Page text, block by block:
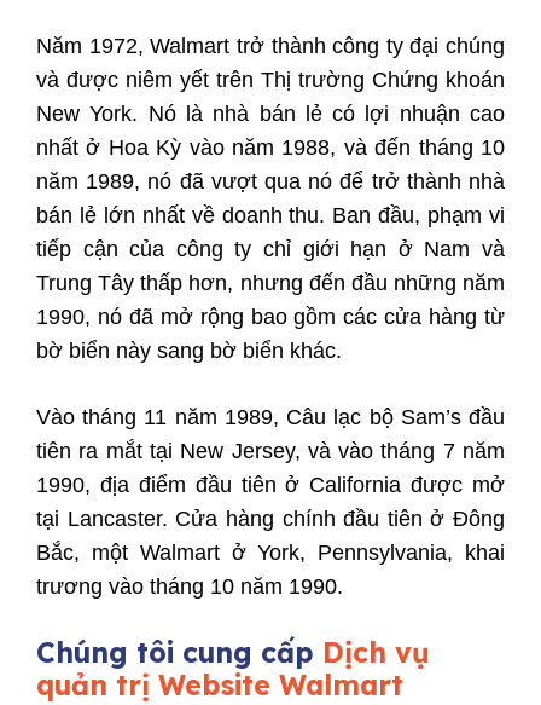
Năm 1972, Walmart trở thành công ty đại chúng
và được niêm yết trên Thị trường Chứng khoán
New York. Nó là nhà bán lẻ có lợi nhuận cao
nhất ở Hoa Kỳ vào năm 1988, và đến tháng 10
năm 1989, nó đã vượt qua nó để trở thành nhà
bán lẻ lớn nhất về doanh thu. Ban đầu, phạm vi
tiếp cận của công ty chỉ giới hạn ở Nam và
Trung Tây thấp hơn, nhưng đến đầu những năm
1990, nó đã mở rộng bao gồm các cửa hàng từ
bờ biển này sang bờ biển khác.
Vào tháng 11 năm 1989, Câu lạc bộ Sam’s đầu
tiên ra mắt tại New Jersey, và vào tháng 7 năm
1990, địa điểm đầu tiên ở California được mở
tại Lancaster. Cửa hàng chính đầu tiên ở Đông
Bắc, một Walmart ở York, Pennsylvania, khai
trương vào tháng 10 năm 1990.
Chúng tôi cung cấp Dịch vụ
quản trị Website Walmart